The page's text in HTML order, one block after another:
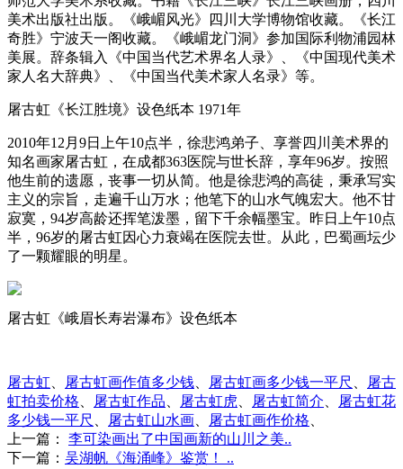
美术出版社出版。《峨嵋风光》四川大学博物馆收藏。《长江
奇胜》宁波天一阁收藏。《峨嵋龙门洞》参加国际利物浦园林
美展。辞条辑入《中国当代艺术界名人录》、《中国现代美术
家人名大辞典》、《中国当代美术家人名录》等。
屠古虹《长江胜境》设色纸本 1971年
2010年12月9日上午10点半，徐悲鸿弟子、享誉四川美术界的
知名画家屠古虹，在成都363医院与世长辞，享年96岁。按照
他生前的遗愿，丧事一切从简。他是徐悲鸿的高徒，秉承写实
主义的宗旨，走遍千山万水；他笔下的山水气魄宏大。他不甘
寂寞，94岁高龄还挥笔泼墨，留下千余幅墨宝。昨日上午10点
半，96岁的屠古虹因心力衰竭在医院去世。从此，巴蜀画坛少
了一颗耀眼的明星。
屠古虹《峨眉长寿岩瀑布》设色纸本
屠古虹 屠古虹画作值多少钱 屠古虹画多少钱一平尺
屠古
虹拍卖价格
屠古虹作品 屠古虹虎 屠古虹简介
屠古虹花
多少钱一平尺
屠古虹山水画 屠古虹画作价格
上一篇：
李可染画出了中国画新的山川之美..
下一篇： 吴湖帆《海涌峰》鉴赏！ ..